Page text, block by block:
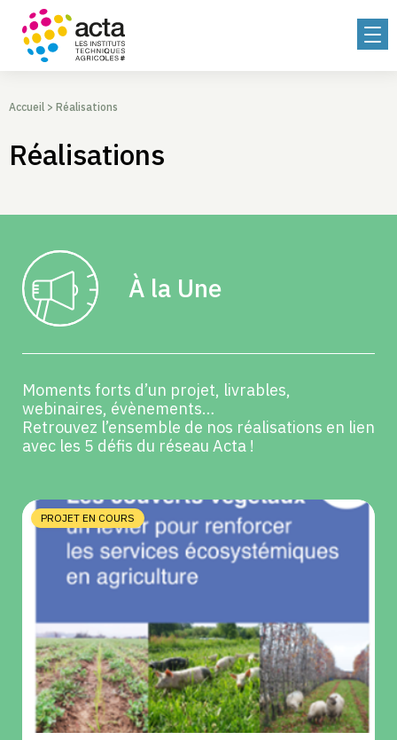
Accueil > Réalisations
Réalisations
À la Une
Moments forts d’un projet, livrables,
webinaires, évènements…
Retrouvez l’ensemble de nos réalisations en lien
avec les 5 défis du réseau Acta !
PROJET EN COURS